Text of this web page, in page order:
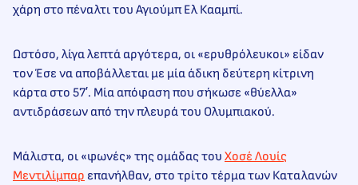
χάρη στο πέναλτι του Αγιούμπ Ελ Κααμπί.
Ωστόσο, λίγα λεπτά αργότερα, οι «ερυθρόλευκοι» είδαν
τον Έσε να αποβάλλεται με μία άδικη δεύτερη κίτρινη
κάρτα στο 57′. Μία απόφαση που σήκωσε «θύελλα»
αντιδράσεων από την πλευρά του Ολυμπιακού.
Μάλιστα, οι «φωνές» της ομάδας του Χοσέ Λουίς
Μεντιλίμπαρ επανήλθαν, στο τρίτο τέρμα των Καταλανών